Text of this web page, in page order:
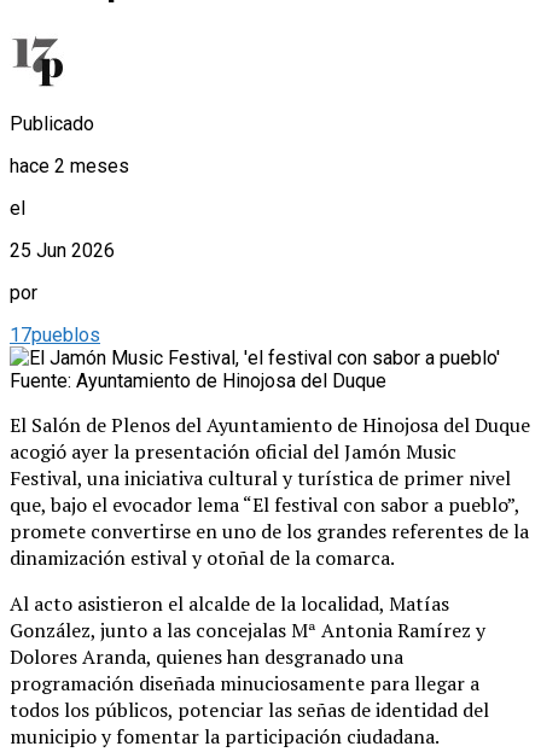
Publicado
hace 2 meses
el
25 Jun 2026
por
17pueblos
Fuente: Ayuntamiento de Hinojosa del Duque
El Salón de Plenos del Ayuntamiento de Hinojosa del Duque
acogió ayer la presentación oficial del Jamón Music
Festival, una iniciativa cultural y turística de primer nivel
que, bajo el evocador lema “El festival con sabor a pueblo”,
promete convertirse en uno de los grandes referentes de la
dinamización estival y otoñal de la comarca.
Al acto asistieron el alcalde de la localidad, Matías
González, junto a las concejalas Mª Antonia Ramírez y
Dolores Aranda, quienes han desgranado una
programación diseñada minuciosamente para llegar a
todos los públicos, potenciar las señas de identidad del
municipio y fomentar la participación ciudadana.